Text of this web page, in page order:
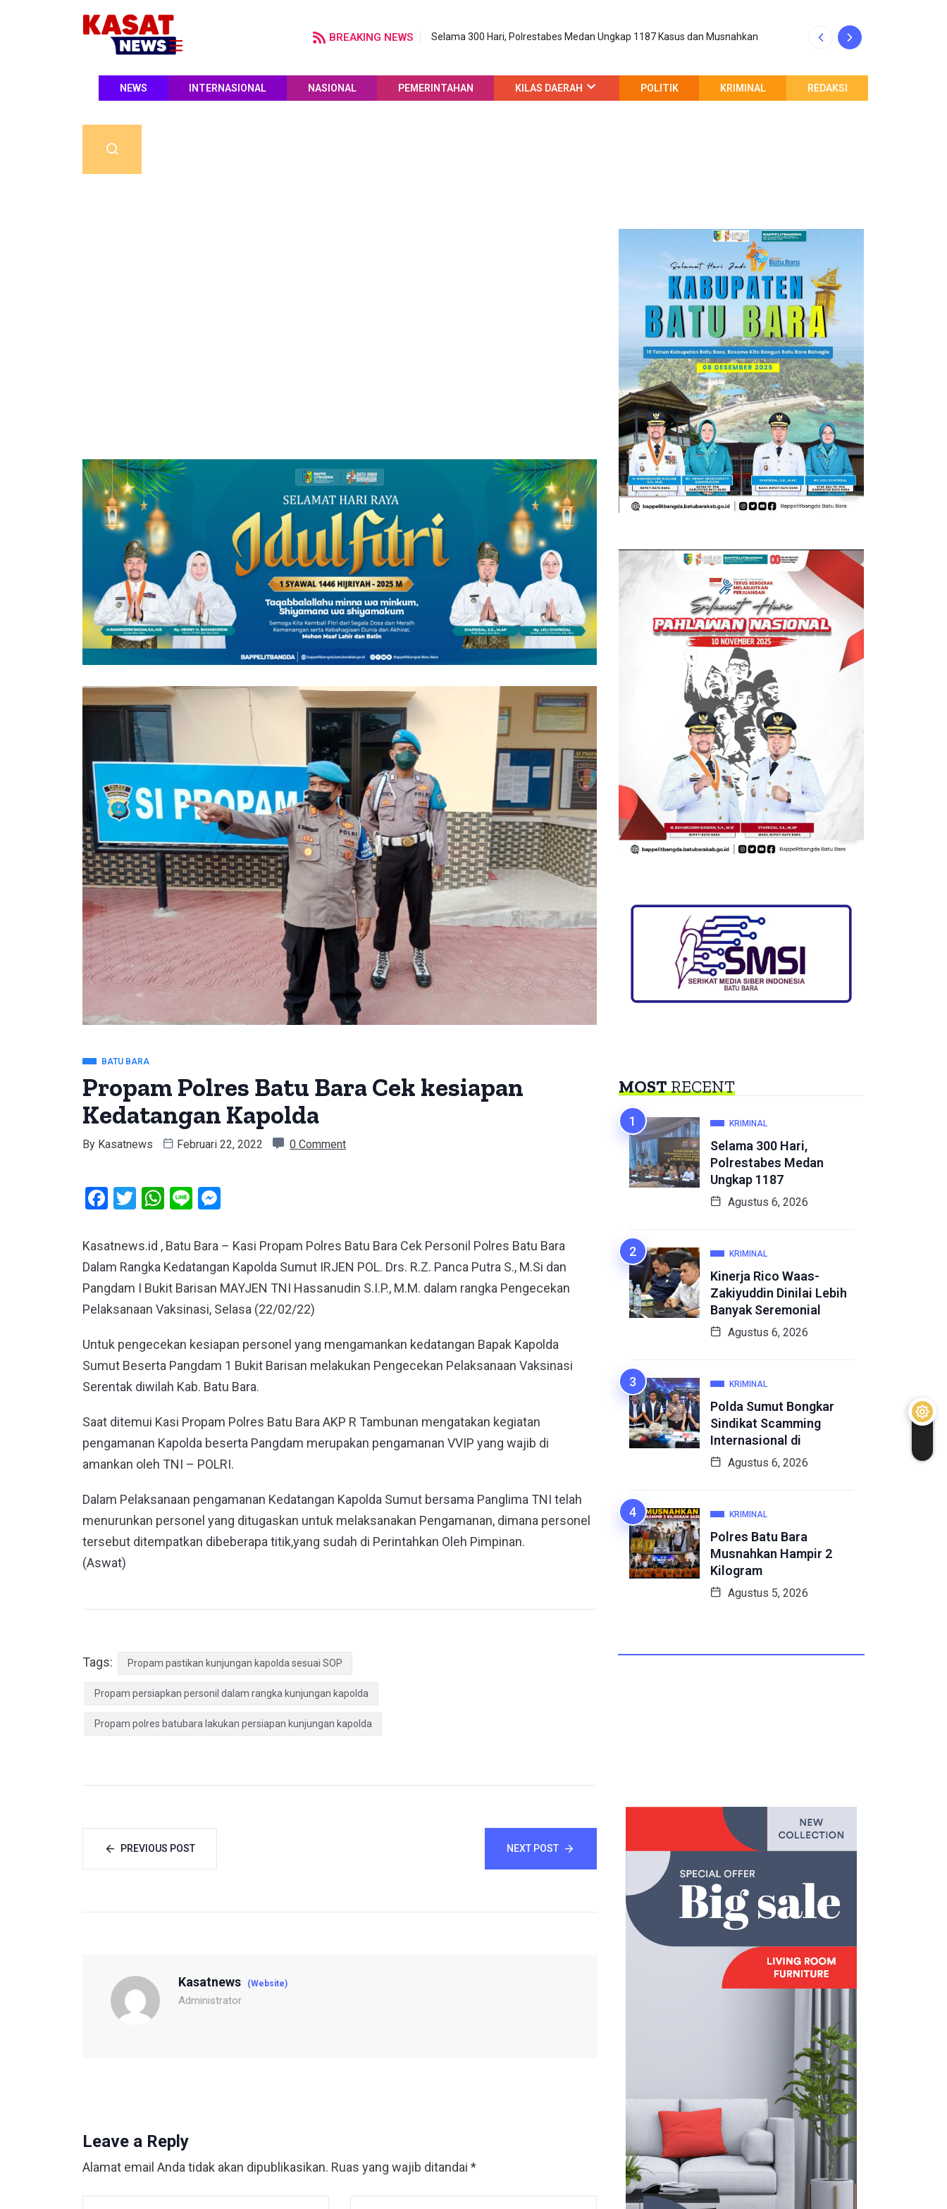
BREAKING NEWS Selama 300 Hari, Polrestabes Medan Ungkap 1187 Kasus dan Musnahkan
NEWS INTERNASIONAL NASIONAL PEMERINTAHAN KILAS DAERAH POLITIK KRIMINAL REDAKSI
BATU BARA
Propam Polres Batu Bara Cek kesiapan
Kedatangan Kapolda
By Kasatnews Februari 22, 2022 0 Comment
Facebook
Twitter
WhatsApp
Line
Kasatnews.id , Batu Bara – Kasi Propam Polres Batu Bara Cek Personil Polres Batu Bara
Dalam Rangka Kedatangan Kapolda Sumut IRJEN POL. Drs. R.Z. Panca Putra S., M.Si dan
Pangdam I Bukit Barisan MAYJEN TNI Hassanudin S.I.P., M.M. dalam rangka Pengecekan
Pelaksanaan Vaksinasi, Selasa (22/02/22)
Untuk pengecekan kesiapan personel yang mengamankan kedatangan Bapak Kapolda
Sumut Beserta Pangdam 1 Bukit Barisan melakukan Pengecekan Pelaksanaan Vaksinasi
Serentak diwilah Kab. Batu Bara.
Saat ditemui Kasi Propam Polres Batu Bara AKP R Tambunan mengatakan kegiatan
pengamanan Kapolda beserta Pangdam merupakan pengamanan VVIP yang wajib di
amankan oleh TNI – POLRI.
Dalam Pelaksanaan pengamanan Kedatangan Kapolda Sumut bersama Panglima TNI telah
menurunkan personel yang ditugaskan untuk melaksanakan Pengamanan, dimana personel
tersebut ditempatkan dibeberapa titik,yang sudah di Perintahkan Oleh Pimpinan.
(Aswat)
Tags: Propam pastikan kunjungan kapolda sesuai SOP
Propam persiapkan personil dalam rangka kunjungan kapolda
Propam polres batubara lakukan persiapan kunjungan kapolda
PREVIOUS POST NEXT POST
Kasatnews (Website)
Administrator
Leave a Reply
Alamat email Anda tidak akan dipublikasikan. Ruas yang wajib ditandai *
MOSTRECENT
KRIMINAL
Selama 300 Hari,
Polrestabes Medan
Ungkap 1187
Agustus 6, 2026
KRIMINAL
Kinerja Rico Waas-
Zakiyuddin Dinilai Lebih
Banyak Seremonial
Agustus 6, 2026
KRIMINAL
Polda Sumut Bongkar
Sindikat Scamming
Internasional di
Agustus 6, 2026
KRIMINAL
Polres Batu Bara
Musnahkan Hampir 2
Kilogram
Agustus 5, 2026